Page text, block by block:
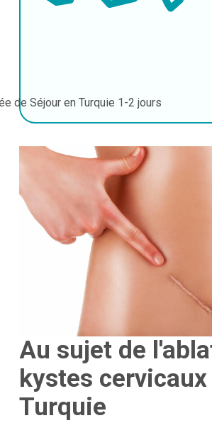
de Séjour en Turquie 1-2 jours
Au sujet de
kystes cervicaux
Turquie